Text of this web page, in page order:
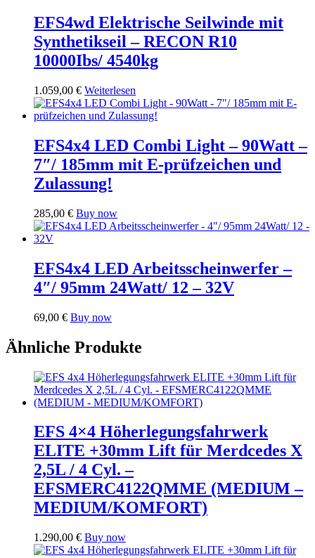
EFS4wd Elektrische Seilwinde mit
Synthetikseil – RECON R10
10000Ibs/ 4540kg
1.059,00 € Weiterlesen
EFS4x4 LED Combi Light – 90Watt –
7″/ 185mm mit E-prüfzeichen und
Zulassung!
285,00 € Buy now
EFS4x4 LED Arbeitsscheinwerfer –
4″/ 95mm 24Watt/ 12 – 32V
69,00 € Buy now
Ähnliche Produkte
EFS 4×4 Höherlegungsfahrwerk
ELITE +30mm Lift für Merdcedes X
2,5L / 4 Cyl. –
EFSMERC4122QMME (MEDIUM –
MEDIUM/KOMFORT)
1.290,00 € Buy now